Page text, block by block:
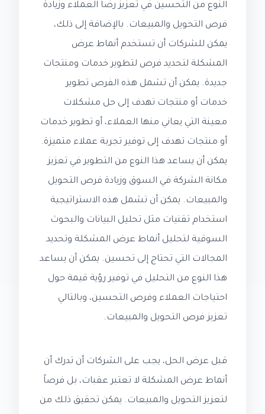
النوع من التحسين في تعزيز رضا العملاء وزيادة
فرص التحويل والمبيعات. بالإضافة إلى ذلك،
يمكن للشركات أن تستخدم أنماط عرض
المشكلة لتحديد فرص لتطوير خدمات ومنتجات
جديدة. يمكن أن تشمل هذه الفرص تطوير
خدمات أو منتجات تهدف إلى حل مشكلات
معينة التي يعاني منها العملاء، أو تطوير خدمات
أو منتجات تهدف إلى توفير تجربة عملاء متميزة.
يمكن أن يساعد هذا النوع من التطوير في تعزيز
مكانة الشركة في السوق وزيادة فرص التحويل
والمبيعات. يمكن أن تشمل هذه الاستراتيجية
استخدام تقنيات مثل تحليل البيانات والبحوث
السوقية لتحليل أنماط عرض المشكلة وتحديد
المجالات التي تحتاج إلى تحسين. يمكن أن يساعد
هذا النوع من التحليل في توفير رؤية قيمة حول
احتياجات العملاء وفرص التحسين، وبالتالي
تعزيز فرص التحويل والمبيعات.
قبل عرض الحل، يجب على الشركات أن تدرك أن
أنماط عرض المشكلة لا تعتبر عقبات، بل فرصاً
لتعزيز التحويل والمبيعات. يمكن تحقيق ذلك من